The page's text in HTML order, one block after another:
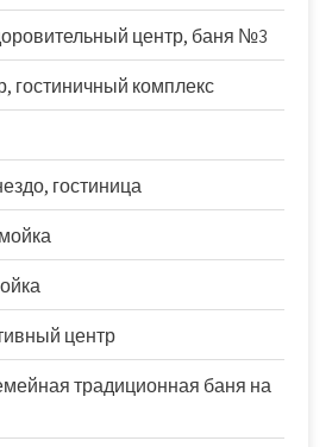
центр, баня №3
гостиничный комплекс
гостиница
центр
традиционная баня на